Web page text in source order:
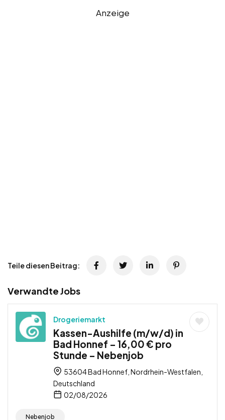
Anzeige
Teile diesen Beitrag:
Verwandte Jobs
Drogeriemarkt
Kassen-Aushilfe (m/w/d) in
Bad Honnef – 16,00 € pro
Stunde – Nebenjob
53604 Bad Honnef, Nordrhein-Westfalen,
Deutschland
02/08/2026
Nebenjob